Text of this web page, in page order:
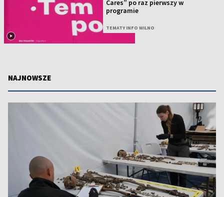
Cares” po raz pierwszy w
programie
TEMATY INFO WILNO
NAJNOWSZE